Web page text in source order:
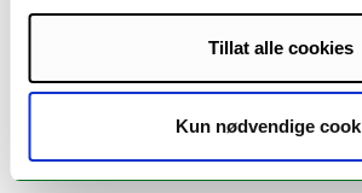
Tillat alle cookies
Kun nødvendige